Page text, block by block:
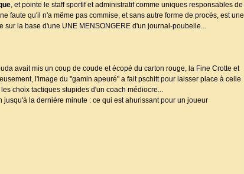
, et pointe le staff sportif et administratif comme uniques responsables de
faute qu'il n'a même pas commise, et sans autre forme de procès, est une
la base d'une UNE MENSONGERE d'un journal-poubelle...
avait mis un coup de coude et écopé du carton rouge, la Fine Crotte et
l'image du "gamin apeuré" a fait pschitt pour laisser place à celle
choix tactiques stupides d'un coach médiocre...
la dernière minute : ce qui est ahurissant pour un joueur